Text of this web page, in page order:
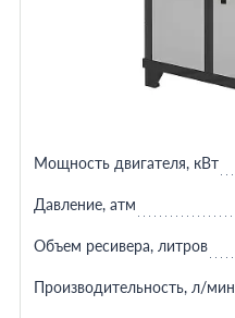
Мощность двигателя, кВт
Давление, атм
Объем ресивера, литров
Производительность, л/мин